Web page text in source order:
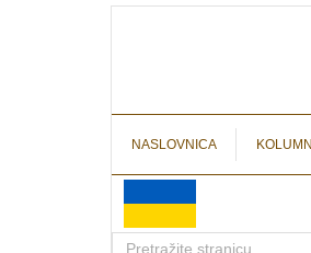
NASLOVNICA